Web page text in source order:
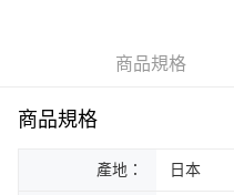
運送方式
每筆NT$200，滿NT$1,000(含
商品規格
商品規格
產地： 日本